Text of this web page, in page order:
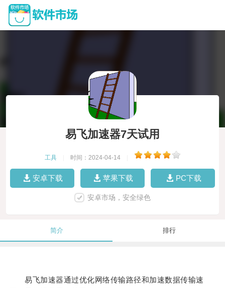
易飞加速器7天试用
工具 时间：2024-04-14
安卓下载 苹果下载 PC下载
安卓市场，安全绿色
简介 排行
易飞加速器通过优化网络传输路径和加速数据传输速